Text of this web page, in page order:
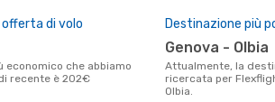
offerta di volo
recente è 202€
Destinazione più
Genova - Olbia
Attualmente, la destinazione piú
ricercata per
Olbia.